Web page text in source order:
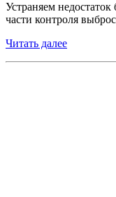
Устраняем
части контроля
Читать далее